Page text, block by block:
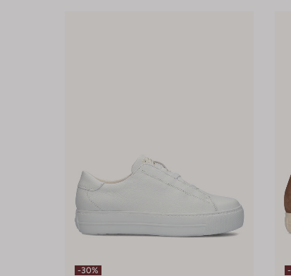
-30%